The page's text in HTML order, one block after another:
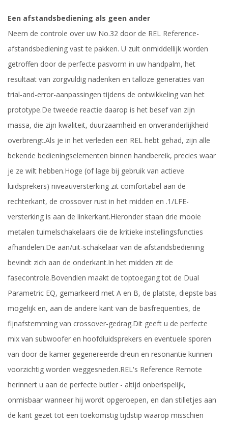
Een afstandsbediening als geen ander
Neem de controle over uw No.32 door de REL Reference-
afstandsbediening vast te pakken. U zult onmiddellijk worden
getroffen door de perfecte pasvorm in uw handpalm, het
resultaat van zorgvuldig nadenken en talloze generaties van
trial-and-error-aanpassingen tijdens de ontwikkeling van het
prototype.De tweede reactie daarop is het besef van zijn
massa, die zijn kwaliteit, duurzaamheid en onveranderlijkheid
overbrengt.Als je in het verleden een REL hebt gehad, zijn alle
bekende bedieningselementen binnen handbereik, precies waar
je ze wilt hebben.Hoge (of lage bij gebruik van actieve
luidsprekers) niveauversterking zit comfortabel aan de
rechterkant, de crossover rust in het midden en .1/LFE-
versterking is aan de linkerkant.Hieronder staan ​​drie mooie
metalen tuimelschakelaars die de kritieke instellingsfuncties
afhandelen.De aan/uit-schakelaar van de afstandsbediening
bevindt zich aan de onderkant.In het midden zit de
fasecontrole.Bovendien maakt de toptoegang tot de Dual
Parametric EQ, gemarkeerd met A en B, de platste, diepste bas
mogelijk en, aan de andere kant van de basfrequenties, de
fijnafstemming van crossover-gedrag.Dit geeft u de perfecte
mix van subwoofer en hoofdluidsprekers en eventuele sporen
van door de kamer gegenereerde dreun en resonantie kunnen
voorzichtig worden weggesneden.REL's Reference Remote
herinnert u aan de perfecte butler - altijd onberispelijk,
onmisbaar wanneer hij wordt opgeroepen, en dan stilletjes aan
de kant gezet tot een toekomstig tijdstip waarop misschien